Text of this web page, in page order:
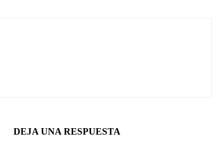
DEJA UNA RESPUESTA